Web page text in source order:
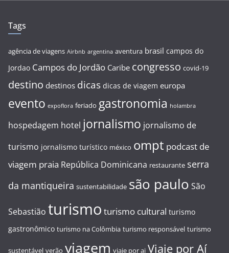
Tags
agência de viagens Airbnb argentina aventura brasil campos do
Jordao Campos do Jordão Caribe congresso covid-19
destino destinos dicas dicas de viagem europa
evento expoflora feriado gastronomia holambra
hospedagem hotel jornalismo jornalismo de
turismo jornalismo turístico méxico ompt podcast de
viagem praia República Dominicana restaurante serra
da mantiqueira sustentabilidade são paulo São
Sebastião turismo turismo cultural turismo
gastronômico turismo na Colômbia turismo responsável turismo
sustentável verão viagem viaje por ai Viaje por Aí